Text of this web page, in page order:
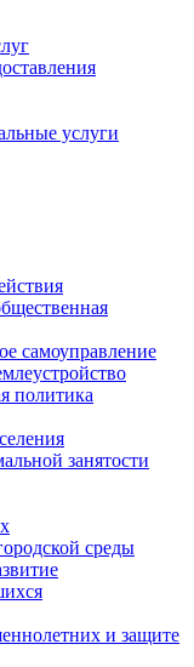
услуги
самоуправление
политика
занятости
среды
и защите